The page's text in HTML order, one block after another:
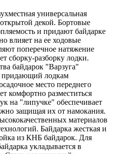
универсальная
декой. Бортовые
и придают байдарке
влияет на ее ходовые
поперечное натяжение
сборку-разборку лодки.
байдарок "Варзуга"
придающий лодкам
место переднего
комфортно разместиться
на "липучке" обеспечивает
защищая их от намокания.
материалов
Байдарка жесткая и
из КНБ байдарок. Для
укладывается в